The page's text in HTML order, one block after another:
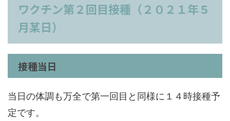
ワクチン第２回目接種（２０２１年５
月某日）
接種当日
当日の体調も万全で第一回目と同様に１４時接種予
定です。